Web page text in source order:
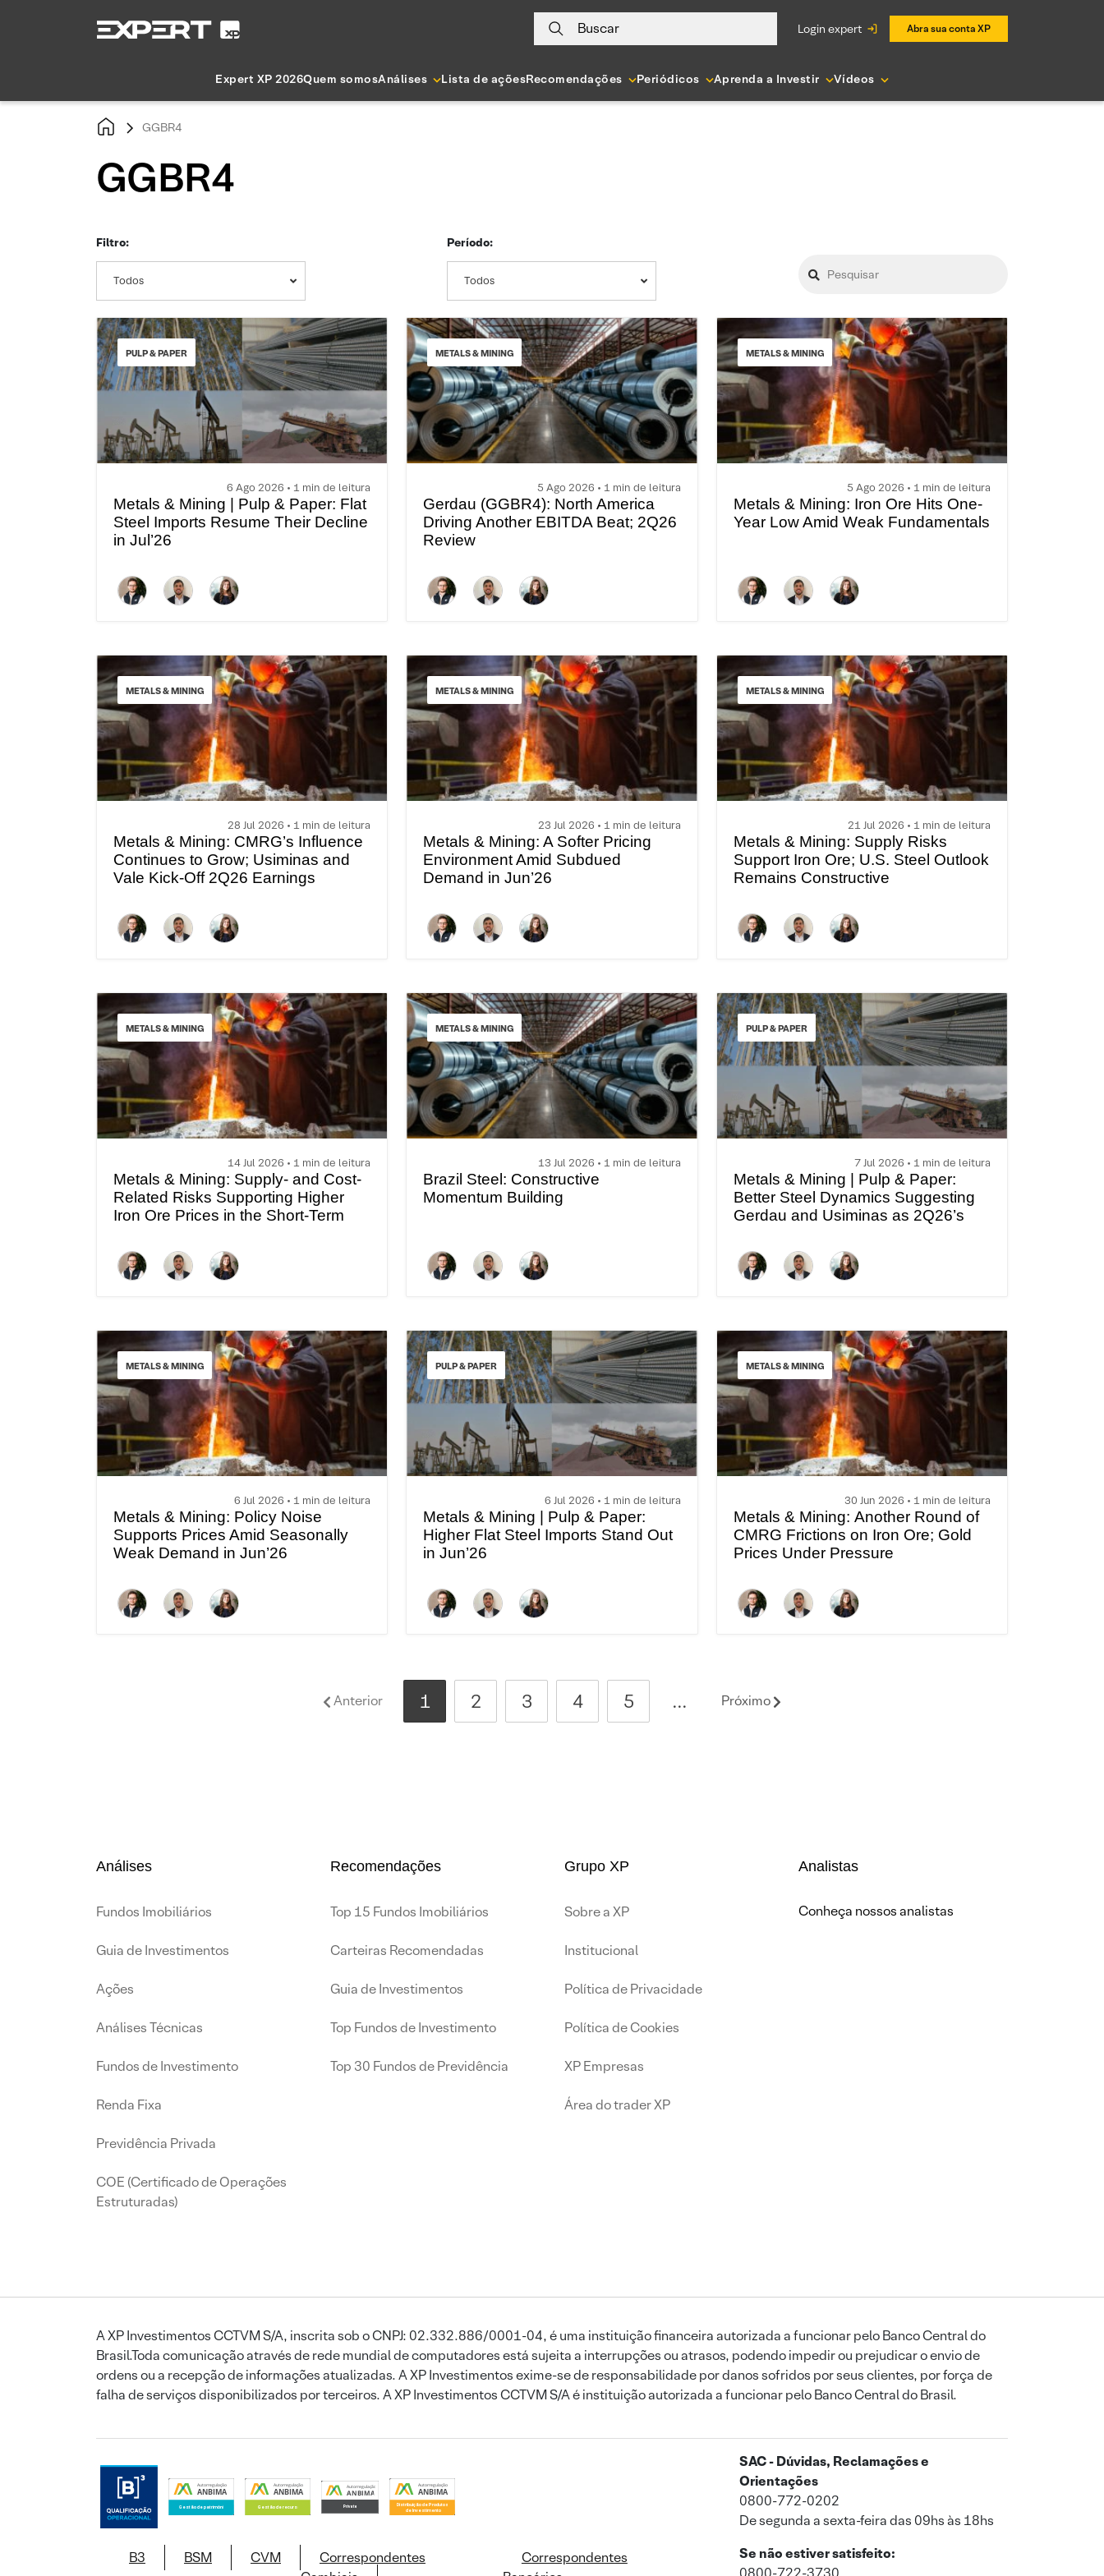
Buscar login expert Abra sua conta XP
Expert XP 2026Quem somosAnálises Lista de açõesRecomendações Periódicos Aprenda a Investir Vídeos
GGBR4
GGBR4
Filtro:
Todos
Período:
Todos
PULP & PAPER
6 Ago 2026 • 1 min de leitura
Metals & Mining | Pulp & Paper: Flat
Steel Imports Resume Their Decline
in Jul’26
METALS & MINING
5 Ago 2026 • 1 min de leitura
Gerdau (GGBR4): North America
Driving Another EBITDA Beat; 2Q26
Review
METALS & MINING
5 Ago 2026 • 1 min de leitura
Metals & Mining: Iron Ore Hits One-
Year Low Amid Weak Fundamentals
METALS & MINING
28 Jul 2026 • 1 min de leitura
Metals & Mining: CMRG’s Influence
Continues to Grow; Usiminas and
Vale Kick-Off 2Q26 Earnings
METALS & MINING
23 Jul 2026 • 1 min de leitura
Metals & Mining: A Softer Pricing
Environment Amid Subdued
Demand in Jun’26
METALS & MINING
21 Jul 2026 • 1 min de leitura
Metals & Mining: Supply Risks
Support Iron Ore; U.S. Steel Outlook
Remains Constructive
METALS & MINING
14 Jul 2026 • 1 min de leitura
Metals & Mining: Supply- and Cost-
Related Risks Supporting Higher
Iron Ore Prices in the Short-Term
METALS & MINING
13 Jul 2026 • 1 min de leitura
Brazil Steel: Constructive
Momentum Building
PULP & PAPER
7 Jul 2026 • 1 min de leitura
Metals & Mining | Pulp & Paper:
Better Steel Dynamics Suggesting
Gerdau and Usiminas as 2Q26’s
METALS & MINING
6 Jul 2026 • 1 min de leitura
Metals & Mining: Policy Noise
Supports Prices Amid Seasonally
Weak Demand in Jun’26
PULP & PAPER
6 Jul 2026 • 1 min de leitura
Metals & Mining | Pulp & Paper:
Higher Flat Steel Imports Stand Out
in Jun’26
METALS & MINING
30 Jun 2026 • 1 min de leitura
Metals & Mining: Another Round of
CMRG Frictions on Iron Ore; Gold
Prices Under Pressure
Anterior 1 2 3 4 5 ... Próximo
Análises
Fundos Imobiliários
Guia de Investimentos
Ações
Análises Técnicas
Fundos de Investimento
Renda Fixa
Previdência Privada
COE (Certificado de Operações
Estruturadas)
Recomendações
Top 15 Fundos Imobiliários
Carteiras Recomendadas
Guia de Investimentos
Top Fundos de Investimento
Top 30 Fundos de Previdência
Grupo XP
Sobre a XP
Institucional
Política de Privacidade
Política de Cookies
XP Empresas
Área do trader XP
Analistas
Conheça nossos analistas
A XP Investimentos CCTVM S/A, inscrita sob o CNPJ: 02.332.886/0001-04, é uma instituição financeira autorizada a funcionar pelo Banco Central do
Brasil.Toda comunicação através de rede mundial de computadores está sujeita a interrupções ou atrasos, podendo impedir ou prejudicar o envio de
ordens ou a recepção de informações atualizadas. A XP Investimentos exime-se de responsabilidade por danos sofridos por seus clientes, por força de
falha de serviços disponibilizados por terceiros. A XP Investimentos CCTVM S/A é instituição autorizada a funcionar pelo Banco Central do Brasil.
B3 BSM CVM
Correspondentes
Correspondentes
SAC - Dúvidas, Reclamações e
Orientações
0800-772-0202
De segunda a sexta-feira das 09hs às 18hs
Se não estiver satisfeito: